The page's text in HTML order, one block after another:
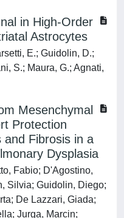
in High-Order
Astrocytes
E.; Guidolin, D.;
S.; Maura, G.; Agnati,
Mesenchymal
Protection
and Fibrosis in a
Dysplasia
Fabio; D'Agostino,
Silvia; Guidolin, Diego;
De Lazzari, Giada;
Jurga, Marcin;